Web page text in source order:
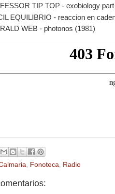
TIP TOP - exobiology
EQUILIBRIO - reaccion en
WEB - photonos (1981)
Fonoteca Radio